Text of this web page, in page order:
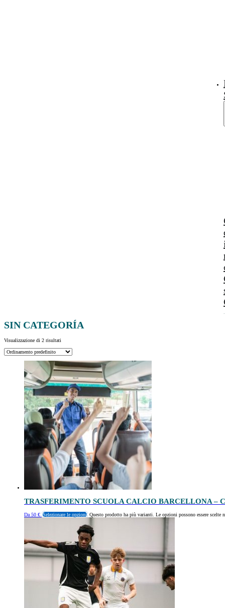
SIN CATEGORÍA
Visualizzazione di 2 risultati
TRASFERIMENTO SCUOLA CALCIO BARCELLONA –
Da50 € Selezionare le opzioni Questo prodotto ha più varianti. Le opzioni possono essere scelte